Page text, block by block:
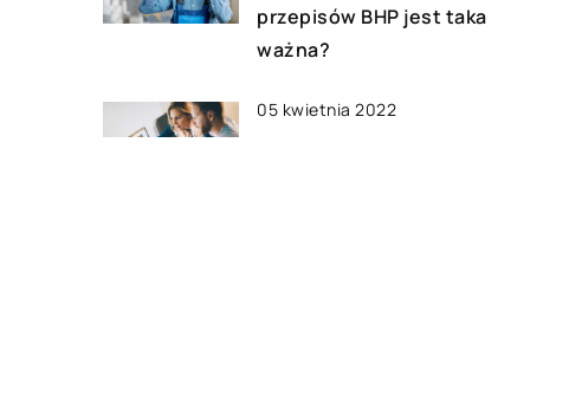
przepisów BHP jest taka
ważna?
05 kwietnia 2022